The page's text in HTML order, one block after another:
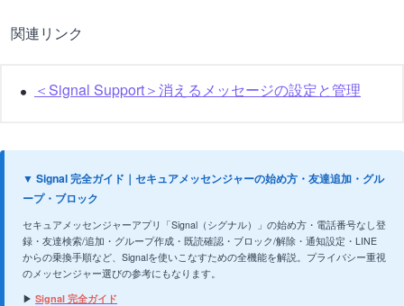
関連リンク
＜Signal Support＞消えるメッセージの設定と管理
▼ Signal 完全ガイド｜セキュアメッセンジャーの始め方・友達追加・グル
ープ・ブロック
セキュアメッセンジャーアプリ「Signal（シグナル）」の始め方・電話番号なし登
録・友達検索/追加・グループ作成・既読確認・ブロック/解除・通知設定・LINE
からの乗換手順など、Signalを使いこなすための全機能を解説。プライバシー重視
のメッセンジャー選びの参考にもなります。
▶ Signal 完全ガイド